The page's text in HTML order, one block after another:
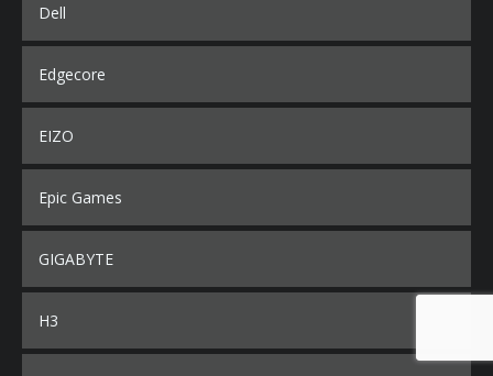
Dell
Edgecore
EIZO
Epic Games
GIGABYTE
H3